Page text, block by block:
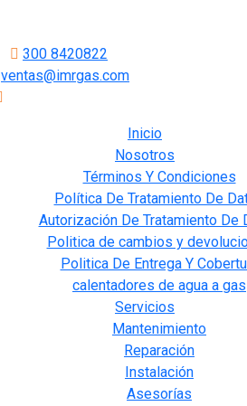
300 8420822
ventas@imrgas.com
Inicio
Nosotros
Términos Y Condiciones
Política De Tratamiento De
Autorización De Tratamiento De
Politica de cambios y
Politica De Entrega Y
calentadores de agua a gas
Servicios
Mantenimiento
Reparación
Instalación
Asesorías